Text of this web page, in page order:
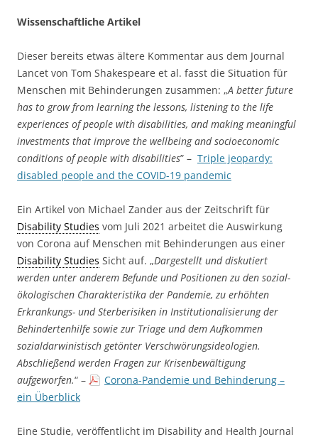
Wissenschaftliche Artikel
Dieser bereits etwas ältere Kommentar aus dem Journal
Lancet von Tom Shakespeare et al. fasst die Situation für
Menschen mit Behinderungen zusammen: „A better future
has to grow from learning the lessons, listening to the life
experiences of people with disabilities, and making meaningful
investments that improve the wellbeing and socioeconomic
conditions of people with disabilities” – Triple jeopardy:
disabled people and the COVID-19 pandemic
Ein Artikel von Michael Zander aus der Zeitschrift für
Disability Studies vom Juli 2021 arbeitet die Auswirkung
von Corona auf Menschen mit Behinderungen aus einer
Disability Studies Sicht auf. „Dargestellt und diskutiert
werden unter anderem Befunde und Positionen zu den sozial-
ökologischen Charakteristika der Pandemie, zu erhöhten
Erkrankungs- und Sterberisiken in Institutionalisierung der
Behindertenhilfe sowie zur Triage und dem Aufkommen
sozialdarwinistisch getönter Verschwörungsideologien.
Abschließend werden Fragen zur Krisenbewältigung
aufgeworfen.“ –
Corona-Pandemie und Behinderung –
ein Überblick
Eine Studie, veröffentlicht im Disability and Health Journal